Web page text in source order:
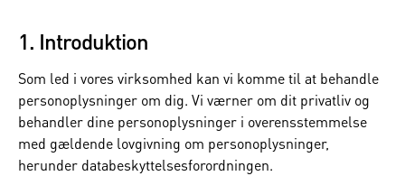
1. Introduktion
Som led i vores virksomhed kan vi komme til at behandle
personoplysninger om dig. Vi værner om dit privatliv og
behandler dine personoplysninger i overensstemmelse
med gældende lovgivning om personoplysninger,
herunder databeskyttelsesforordningen.